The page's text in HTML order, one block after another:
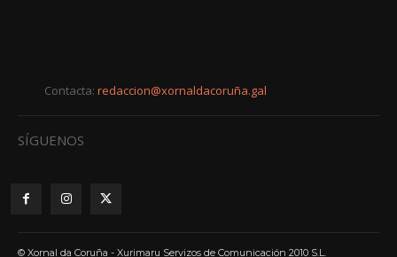
Contacta: redaccion@xornaldacoruña.gal
SÍGUENOS
© Xornal da Coruña - Xurimaru Servizos de Comunicación 2010 S.L.